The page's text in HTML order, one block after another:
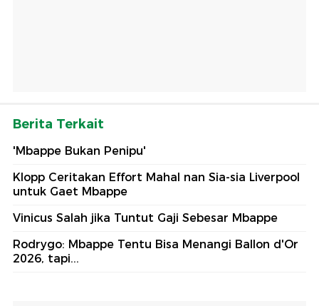
Berita Terkait
'Mbappe Bukan Penipu'
Klopp Ceritakan Effort Mahal nan Sia-sia Liverpool
untuk Gaet Mbappe
Vinicus Salah jika Tuntut Gaji Sebesar Mbappe
Rodrygo: Mbappe Tentu Bisa Menangi Ballon d'Or
2026, tapi...